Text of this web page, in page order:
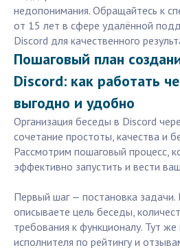
недопонимания. Обращайтесь к
от 15 лет в сфере удалённой
Discord для качественного
Пошаговый план
Discord: как работать
выгодно и удобно
Организация беседы в Discord
сочетание простоты, качества и
Рассмотрим пошаговый процесс,
эффективно запустить и вести
Первый шаг — постановка
описываете цель беседы,
требования к функционалу. Тут
исполнителя по рейтингу и